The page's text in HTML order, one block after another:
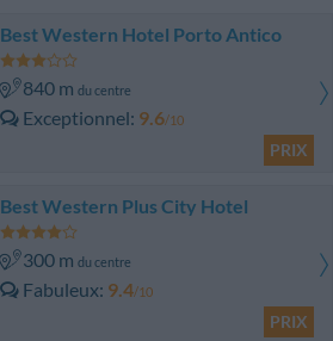
Best Western Hotel Porto Antico
840 m du centre
Exceptionnel 9.6/10
PRIX
Best Western Plus City Hotel
300 m du centre
Fabuleux 9.4/10
PRIX